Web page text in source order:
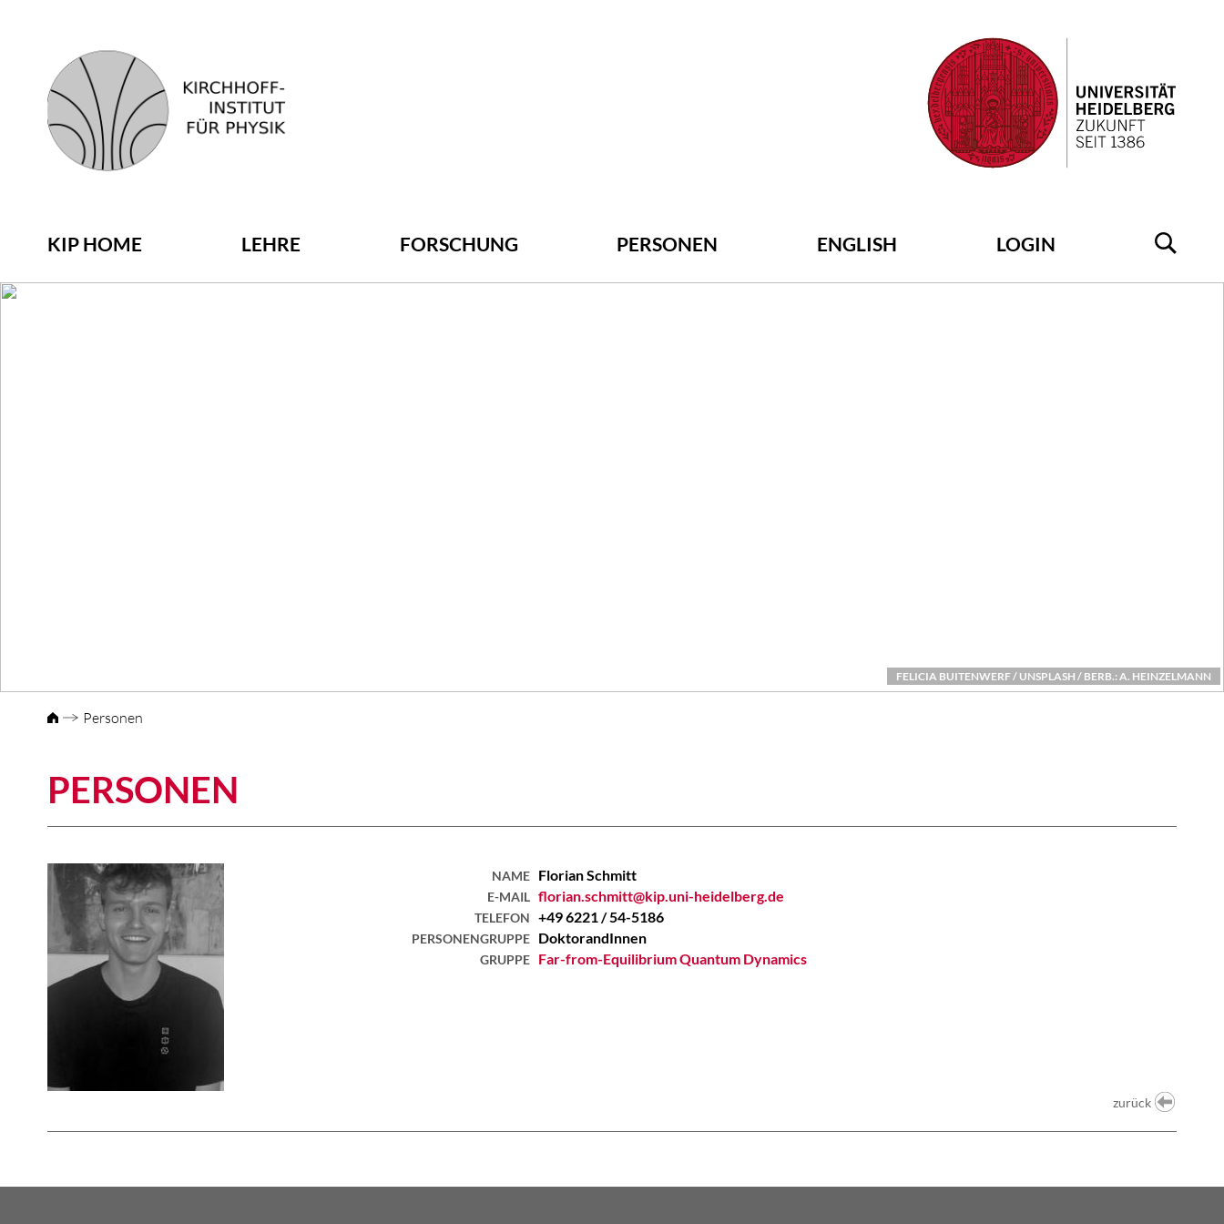
KIP HOME LEHRE FORSCHUNG PERSONEN ENGLISH LOGIN
FELICIA BUITENWERF / UNSPLASH / BERB.: A. HEINZELMANN
Personen
PERSONEN
NAME FlorianSchmitt
E-MAIL florian.schmitt@kip.uni-heidelberg.de
TELEFON +49 6221 / 54-5186
PERSONENGRUPPE DoktorandInnen
GRUPPE Far-from-Equilibrium Quantum Dynamics
zurück